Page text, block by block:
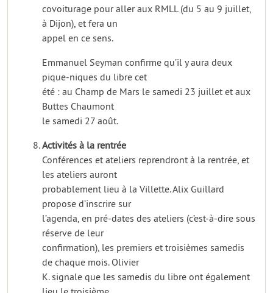
covoiturage pour aller aux RMLL (du 5 au 9 juillet,
à Dijon), et fera un
appel en ce sens.
Emmanuel Seyman confirme qu’il y aura deux
pique-niques du libre cet
été : au Champ de Mars le samedi 23 juillet et aux
Buttes Chaumont
le samedi 27 août.
Activités à la rentrée
Conférences et ateliers reprendront à la rentrée, et
les ateliers auront
probablement lieu à la Villette. Alix Guillard
propose d’inscrire sur
l’agenda, en pré-dates des ateliers (c’est-à-dire sous
réserve de leur
confirmation), les premiers et troisièmes samedis
de chaque mois. Olivier
K. signale que les samedis du libre ont également